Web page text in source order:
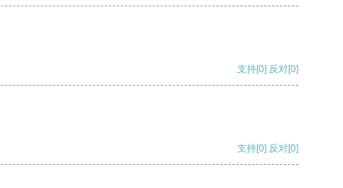
支持[0] 反对[0]
支持[0] 反对[0]